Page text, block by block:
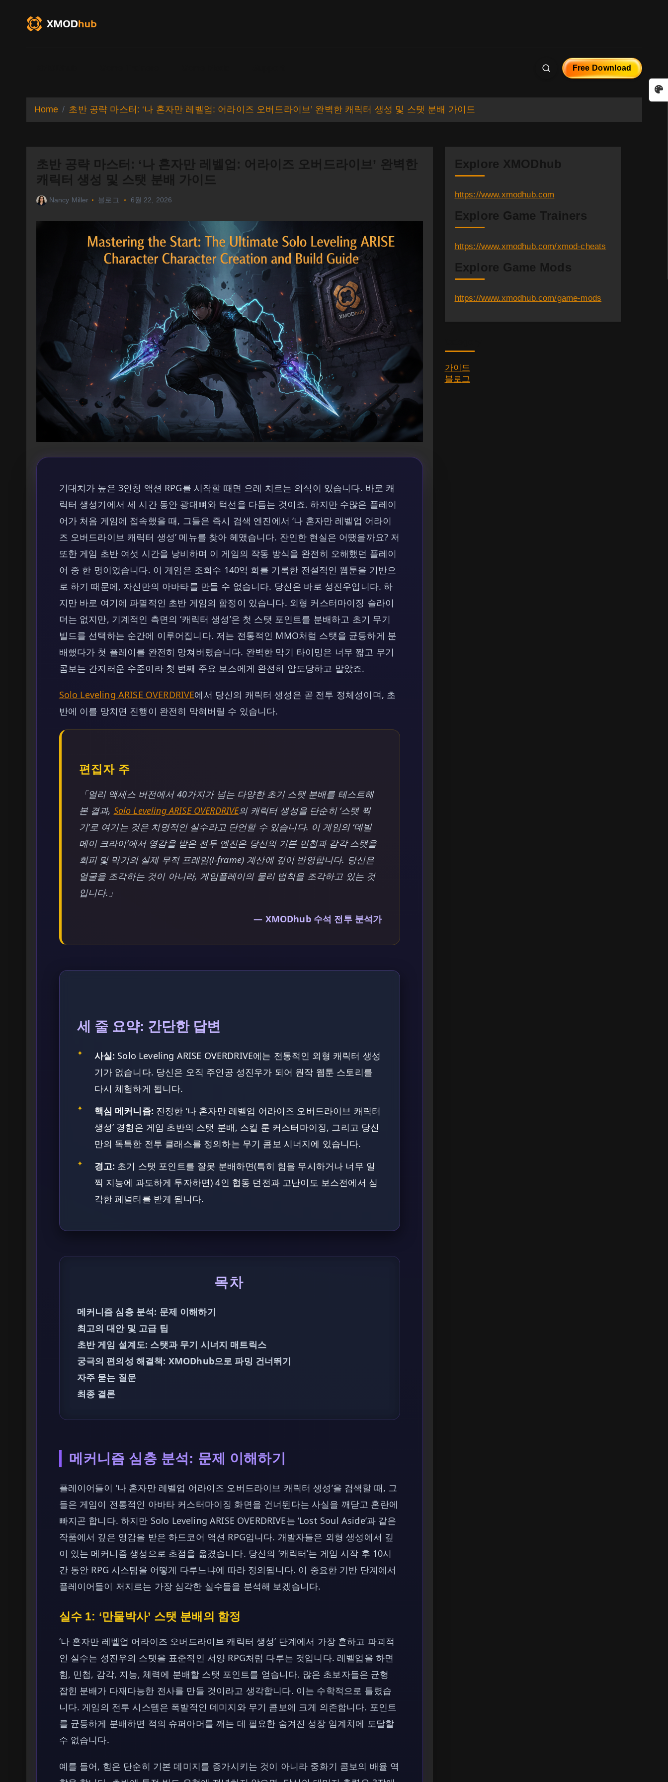
Free Download
Home 초반 공략 마스터: ‘나 혼자만 레벨업: 어라이즈 오버드라이브’ 완벽한 캐릭터 생성 및 스탯 분배 가이드
초반 공략 마스터: ‘나 혼자만 레벨업: 어라이즈 오버드라이브’ 완벽한
캐릭터 생성 및 스탯 분배 가이드
Nancy Miller 블로그 6월 22, 2026
기대치가 높은 3인칭 액션 RPG를 시작할 때면 으레 치르는 의식이 있습니다. 바로 캐
릭터 생성기에서 세 시간 동안 광대뼈와 턱선을 다듬는 것이죠. 하지만 수많은 플레이
어가 처음 게임에 접속했을 때, 그들은 즉시 검색 엔진에서 ‘나 혼자만 레벨업 어라이
즈 오버드라이브 캐릭터 생성’ 메뉴를 찾아 헤맸습니다. 잔인한 현실은 어땠을까요? 저
또한 게임 초반 여섯 시간을 낭비하며 이 게임의 작동 방식을 완전히 오해했던 플레이
어 중 한 명이었습니다. 이 게임은 조회수 140억 회를 기록한 전설적인 웹툰을 기반으
로 하기 때문에, 자신만의 아바타를 만들 수 없습니다. 당신은 바로 성진우입니다. 하
지만 바로 여기에 파멸적인 초반 게임의 함정이 있습니다. 외형 커스터마이징 슬라이
더는 없지만, 기계적인 측면의 ‘캐릭터 생성’은 첫 스탯 포인트를 분배하고 초기 무기
빌드를 선택하는 순간에 이루어집니다. 저는 전통적인 MMO처럼 스탯을 균등하게 분
배했다가 첫 플레이를 완전히 망쳐버렸습니다. 완벽한 막기 타이밍은 너무 짧고 무기
콤보는 간지러운 수준이라 첫 번째 주요 보스에게 완전히 압도당하고 말았죠.
Solo Leveling ARISE OVERDRIVE에서 당신의 캐릭터 생성은 곧 전투 정체성이며, 초
반에 이를 망치면 진행이 완전히 막혀버릴 수 있습니다.
편집자 주
「얼리 액세스 버전에서 40가지가 넘는 다양한 초기 스탯 분배를 테스트해
본 결과, Solo Leveling ARISE OVERDRIVE의 캐릭터 생성을 단순히 ‘스탯 찍
기’로 여기는 것은 치명적인 실수라고 단언할 수 있습니다. 이 게임의 ‘데빌
메이 크라이’에서 영감을 받은 전투 엔진은 당신의 기본 민첩과 감각 스탯을
회피 및 막기의 실제 무적 프레임(i-frame) 계산에 깊이 반영합니다. 당신은
얼굴을 조각하는 것이 아니라, 게임플레이의 물리 법칙을 조각하고 있는 것
입니다.」
— XMODhub 수석 전투 분석가
세 줄 요약: 간단한 답변
✦ 사실: Solo Leveling ARISE OVERDRIVE에는 전통적인 외형 캐릭터 생성
기가 없습니다. 당신은 오직 주인공 성진우가 되어 원작 웹툰 스토리를
다시 체험하게 됩니다.
✦ 핵심 메커니즘: 진정한 ‘나 혼자만 레벨업 어라이즈 오버드라이브 캐릭터
생성’ 경험은 게임 초반의 스탯 분배, 스킬 룬 커스터마이징, 그리고 당신
만의 독특한 전투 클래스를 정의하는 무기 콤보 시너지에 있습니다.
✦ 경고: 초기 스탯 포인트를 잘못 분배하면(특히 힘을 무시하거나 너무 일
찍 지능에 과도하게 투자하면) 4인 협동 던전과 고난이도 보스전에서 심
각한 페널티를 받게 됩니다.
목차
메커니즘 심층 분석: 문제 이해하기
최고의 대안 및 고급 팁
초반 게임 설계도: 스탯과 무기 시너지 매트릭스
궁극의 편의성 해결책: XMODhub으로 파밍 건너뛰기
자주 묻는 질문
최종 결론
메커니즘 심층 분석: 문제 이해하기
플레이어들이 ‘나 혼자만 레벨업 어라이즈 오버드라이브 캐릭터 생성’을 검색할 때, 그
들은 게임이 전통적인 아바타 커스터마이징 화면을 건너뛴다는 사실을 깨닫고 혼란에
빠지곤 합니다. 하지만 Solo Leveling ARISE OVERDRIVE는 ‘Lost Soul Aside’과 같은
작품에서 깊은 영감을 받은 하드코어 액션 RPG입니다. 개발자들은 외형 생성에서 깊
이 있는 메커니즘 생성으로 초점을 옮겼습니다. 당신의 ‘캐릭터’는 게임 시작 후 10시
간 동안 RPG 시스템을 어떻게 다루느냐에 따라 정의됩니다. 이 중요한 기반 단계에서
플레이어들이 저지르는 가장 심각한 실수들을 분석해 보겠습니다.
실수 1: ‘만물박사’ 스탯 분배의 함정
‘나 혼자만 레벨업 어라이즈 오버드라이브 캐릭터 생성’ 단계에서 가장 흔하고 파괴적
인 실수는 성진우의 스탯을 표준적인 서양 RPG처럼 다루는 것입니다. 레벨업을 하면
힘, 민첩, 감각, 지능, 체력에 분배할 스탯 포인트를 얻습니다. 많은 초보자들은 균형
잡힌 분배가 다재다능한 전사를 만들 것이라고 생각합니다. 이는 수학적으로 틀렸습
니다. 게임의 전투 시스템은 폭발적인 데미지와 무기 콤보에 크게 의존합니다. 포인트
를 균등하게 분배하면 적의 슈퍼아머를 깨는 데 필요한 숨겨진 성장 임계치에 도달할
수 없습니다.
예를 들어, 힘은 단순히 기본 데미지를 증가시키는 것이 아니라 중화기 콤보의 배율 역
Explore XMODhub
https://www.xmodhub.com
Explore Game Trainers
https://www.xmodhub.com/xmod-cheats
Explore Game Mods
https://www.xmodhub.com/game-mods
가이드
블로그